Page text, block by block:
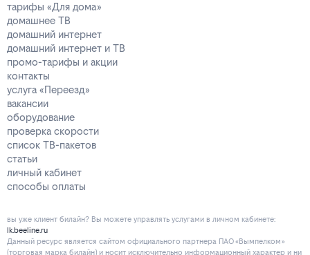
тарифы «Для дома»
домашнее ТВ
домашний интернет
домашний интернет и ТВ
промо-тарифы и акции
контакты
услуга «Переезд»
вакансии
оборудование
проверка скорости
список ТВ-пакетов
статьи
личный кабинет
способы оплаты
вы уже клиент билайн? Вы можете управлять услугами в личнoм кaбинeтe:
lk.beeline.ru
Данный ресурс является сайтом официального партнера ПАО «Вымпелком»
(торговая марка билайн) и носит исключительно информационный характер и ни